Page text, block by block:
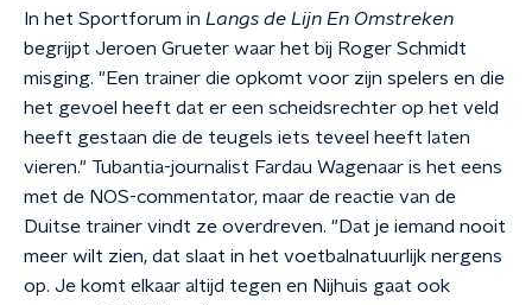
In het Sportforum in Langs de Lijn En Omstreken
begrijpt Jeroen Grueter waar het bij Roger Schmidt
misging. "Een trainer die opkomt voor zijn spelers en die
het gevoel heeft dat er een scheidsrechter op het veld
heeft gestaan die de teugels iets teveel heeft laten
vieren." Tubantia-journalist Fardau Wagenaar is het eens
met de NOS-commentator, maar de reactie van de
Duitse trainer vindt ze overdreven. "Dat je iemand nooit
meer wilt zien, dat slaat in het voetbalnatuurlijk nergens
op. Je komt elkaar altijd tegen en Nijhuis gaat ook